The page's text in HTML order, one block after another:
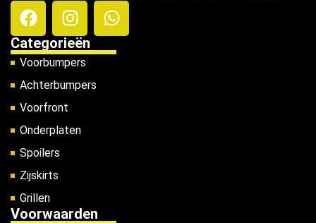
Categorieën
Voorbumpers
Achterbumpers
Voorfront
Onderplaten
Spoilers
Zijskirts
Grillen
Voorwaarden